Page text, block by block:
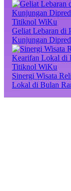
Titiknol WiKu
Geliat Lebaran di
Kunjungan
Titiknol WiKu
Sinergi Wisata
Lokal di Bulan